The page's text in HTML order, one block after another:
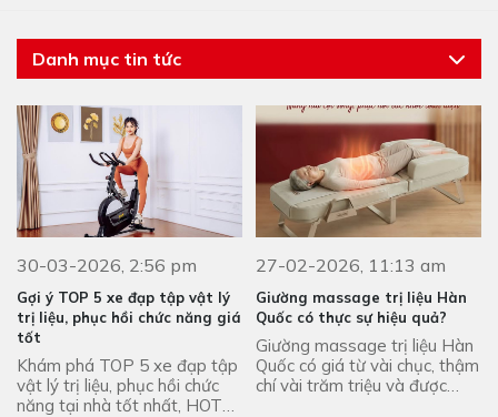
Danh mục tin tức
30-03-2026, 2:56 pm
Gợi ý TOP 5 xe đạp tập vật lý
trị liệu, phục hồi chức năng giá
tốt
Khám phá TOP 5 xe đạp tập
vật lý trị liệu, phục hồi chức
năng tại nhà tốt nhất, HOT
27-02-2026, 11:13 am
Giường massage trị liệu Hàn
Quốc có thực sự hiệu quả?
Giường massage trị liệu Hàn
Quốc có giá từ vài chục, thậm
chí vài trăm triệu và được